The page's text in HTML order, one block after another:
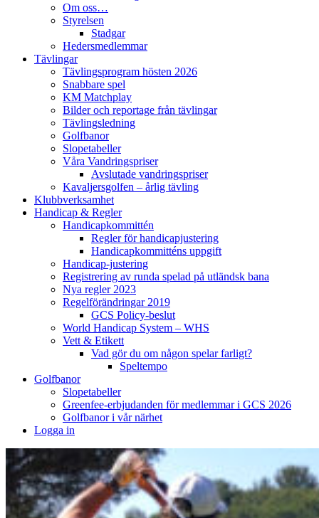
Om oss…
Styrelsen
Stadgar
Hedersmedlemmar
Tävlingar
Tävlingsprogram hösten 2026
Snabbare spel
KM Matchplay
Bilder och reportage från tävlingar
Tävlingsledning
Golfbanor
Slopetabeller
Våra Vandringspriser
Avslutade vandringspriser
Kavaljersgolfen – årlig tävling
Klubbverksamhet
Handicap & Regler
Handicapkommittén
Regler för handicapjustering
Handicapkommitténs uppgift
Handicap-justering
Registrering av runda spelad på utländsk bana
Nya regler 2023
Regelförändringar 2019
GCS Policy-beslut
World Handicap System – WHS
Vett & Etikett
Vad gör du om någon spelar farligt?
Speltempo
Golfbanor
Slopetabeller
Greenfee-erbjudanden för medlemmar i GCS 2026
Golfbanor i vår närhet
Logga in